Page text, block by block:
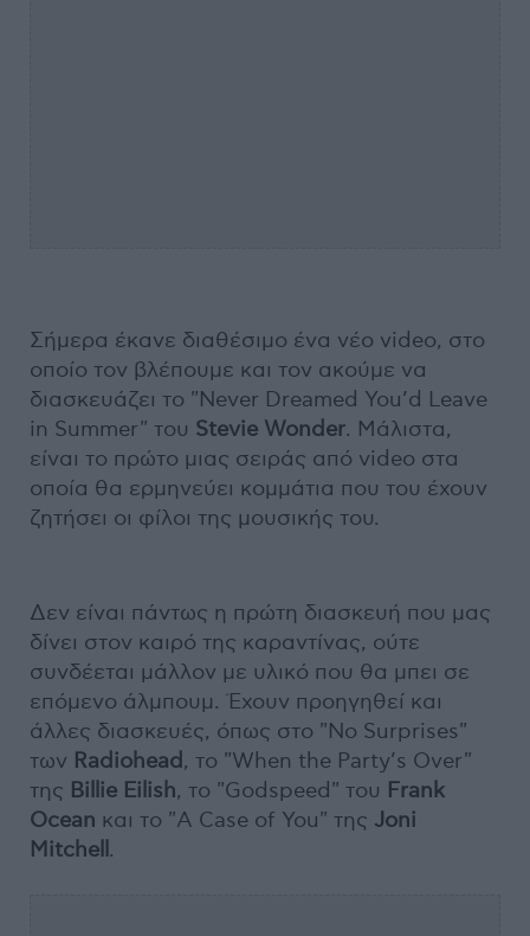
Σήμερα έκανε διαθέσιμο ένα νέο video, στο
οποίο τον βλέπουμε και τον ακούμε να
διασκευάζει το "Never Dreamed You’d Leave
in Summer" του Stevie Wonder. Μάλιστα,
είναι το πρώτο μιας σειράς από video στα
οποία θα ερμηνεύει κομμάτια που του έχουν
ζητήσει οι φίλοι της μουσικής του.
Δεν είναι πάντως η πρώτη διασκευή που μας
δίνει στον καιρό της καραντίνας, ούτε
συνδέεται μάλλον με υλικό που θα μπει σε
επόμενο άλμπουμ. Έχουν προηγηθεί και
άλλες διασκευές, όπως στο "No Surprises"
των Radiohead, το "When the Party’s Over"
της Billie Eilish, το "Godspeed" του Frank
Ocean και το "A Case of You" της Joni
Mitchell .